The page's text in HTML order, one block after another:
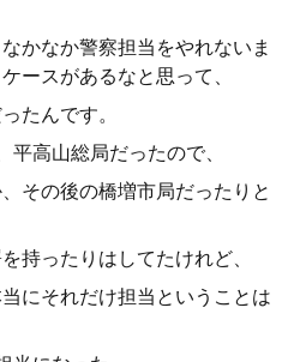
かなか警察担当をやれないま
ースがあるなと思って、
たんです。
高山総局だったので、
その後の橋増市局だったりと
持ったりはしてたけれど、
にそれだけ担当ということは